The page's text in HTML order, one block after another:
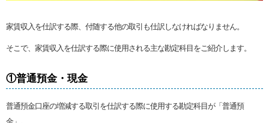
家賃収入を仕訳する際、付随する他の取引も仕訳しなければなりません。
そこで、家賃収入を仕訳する際に使用される主な勘定科目をご紹介します。
①普通預金・現金
普通預金口座の増減する取引を仕訳する際に使用する勘定科目が「普通預